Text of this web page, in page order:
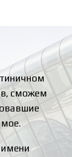
сможем